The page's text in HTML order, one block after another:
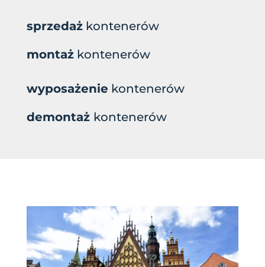
sprzedażkontenerów
montażkontenerów
wyposażenie kontenerów
demontaż kontenerów